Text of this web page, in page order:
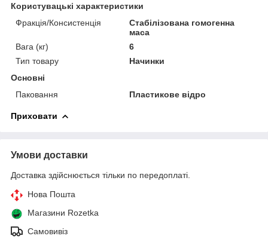
Користувацькі характеристики
Фракція/Консистенція
Стабілізована гомогенна
маса
Вага (кг)
6
Тип товару
Начинки
Основні
Паковання
Пластикове відро
Приховати
Умови доставки
Доставка здійснюється тільки по передоплаті.
Нова Пошта
Магазини Rozetka
Самовивіз